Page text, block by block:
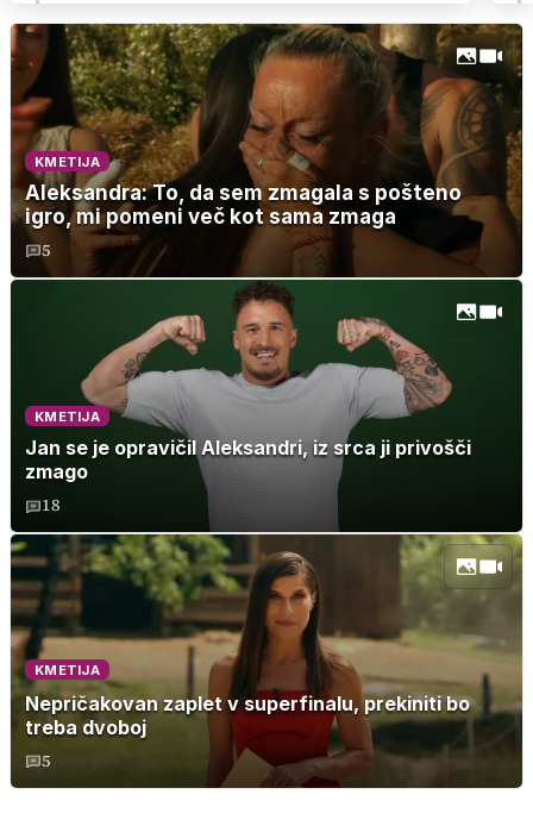
KMETIJA
Aleksandra: To, da sem zmagala s pošteno
igro, mi pomeni več kot sama zmaga
5
KMETIJA
Jan se je opravičil Aleksandri, iz srca ji privošči
zmago
18
KMETIJA
Nepričakovan zaplet v superfinalu, prekiniti bo
treba dvoboj
5